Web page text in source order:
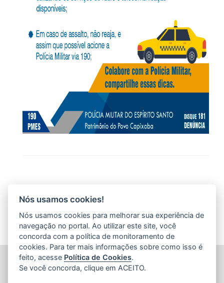
POLÍCIA MILITAR DO ESPÍRITO SANTO (PMES)
Av. Maruípe, 2111 - São Cristovão
Nós usamos cookies!
Nós usamos cookies para melhorar sua experiência de
navegação no portal. Ao utilizar este site, você
concorda com a política de monitoramento de
cookies. Para ter mais informações sobre como isso é
feito, acesse Política de Cookies.
Se você concorda, clique em ACEITO.